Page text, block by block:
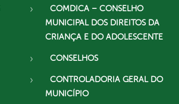
COMDICA – CONSELHO
MUNICIPAL DOS DIREITOS DA
CRIANÇA E DO ADOLESCENTE
CONSELHOS
CONTROLADORIA GERAL DO
MUNICÍPIO